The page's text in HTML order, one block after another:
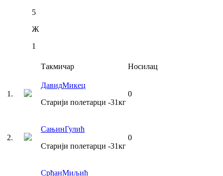
5
Ж
1
Такмичар Носилац
1 .
ДавидМикец
Старији полетарци -31кг
0
2.
СањинГулић
Старији полетарци -31кг
0
СрђанМиљић